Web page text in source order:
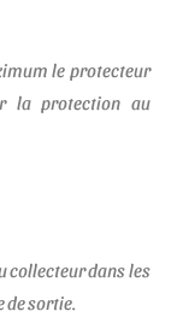
le protecteur
la protection au
collecteur dans les
de sortie.